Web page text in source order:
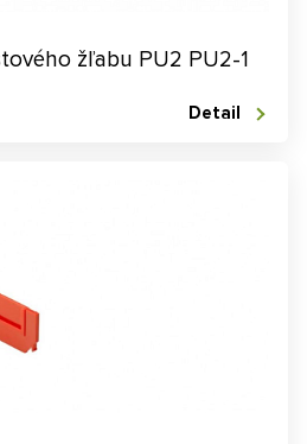
žľabu PU2 PU2-1
Detail